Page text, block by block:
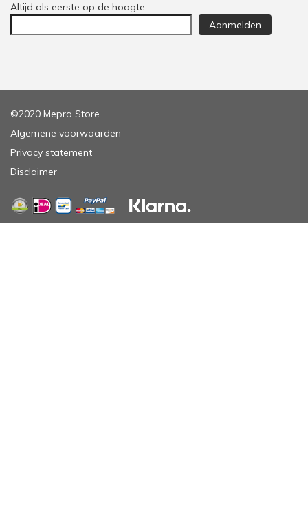
Altijd als eerste op de hoogte.
Aanmelden
©2020 Mepra Store
Algemene voorwaarden
Privacy statement
Disclaimer